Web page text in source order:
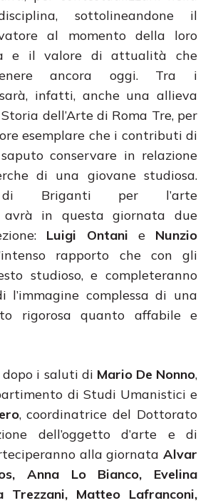
sottolineandone il
al momento della loro
e il valore di attualità che
ancora oggi. Tra i
infatti, anche una allieva
dell’Arte di Roma Tre, per
esemplare che i contributi di
conservare in relazione
di una giovane studiosa.
di Briganti per l’arte
avrà in questa giornata due
Luigi Ontani e Nunzio
rapporto che con gli
studioso, e completeranno
l’immagine complessa di una
rigorosa quanto affabile e
i saluti di Mario De Nonno,
di Studi Umanistici e
, coordinatrice del Dottorato
dell’oggetto d’arte e di
alla giornata Alvar
Anna Lo Bianco, Evelina
Trezzani, Matteo Lafranconi,